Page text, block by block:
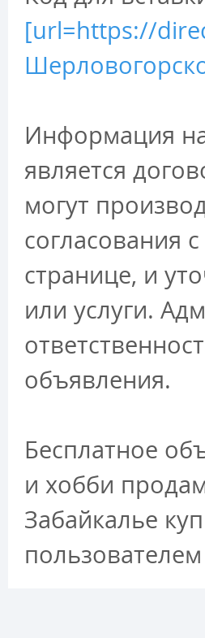
[url=https://
Информация
является
могут
согласования
странице, и
или услуги.
объявления.
Бесплатное
и хобби
Забайкалье